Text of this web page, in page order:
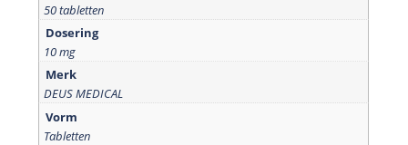
50 tabletten
Dosering
10 mg
Merk
DEUS MEDICAL
Vorm
Tabletten